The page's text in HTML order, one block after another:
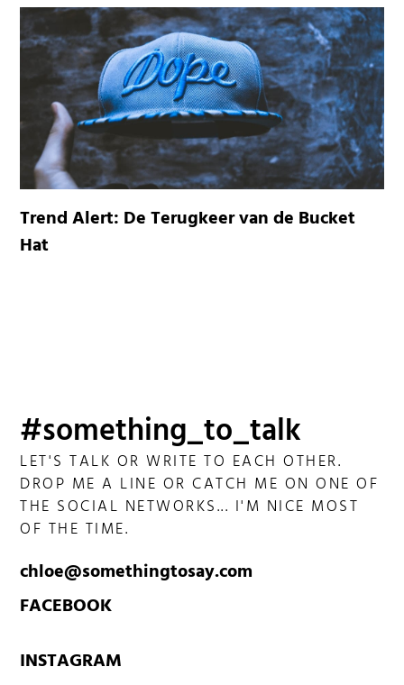
Trend Alert: De Terugkeer van de Bucket
Hat
#something_to_talk
LET'S TALK OR WRITE TO EACH OTHER.
DROP ME A LINE OR CATCH ME ON ONE OF
THE SOCIAL NETWORKS... I'M NICE MOST
OF THE TIME.
chloe@somethingtosay.com
FACEBOOK
INSTAGRAM